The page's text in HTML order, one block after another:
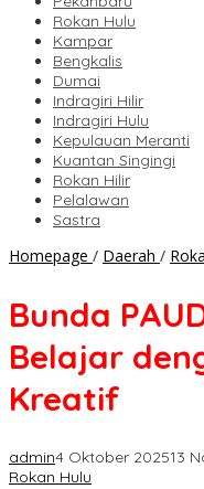
Rokan Hulu
Kampar
Bengkalis
Dumai
Indragiri Hilir
Indragiri Hulu
Kepulauan Meranti
Kuantan Singingi
Rokan Hilir
Pelalawan
Sastra
Homepage / Daerah /
Bunda
Belajar
Kreatif
admin4 Oktober 202513
Rokan Hulu